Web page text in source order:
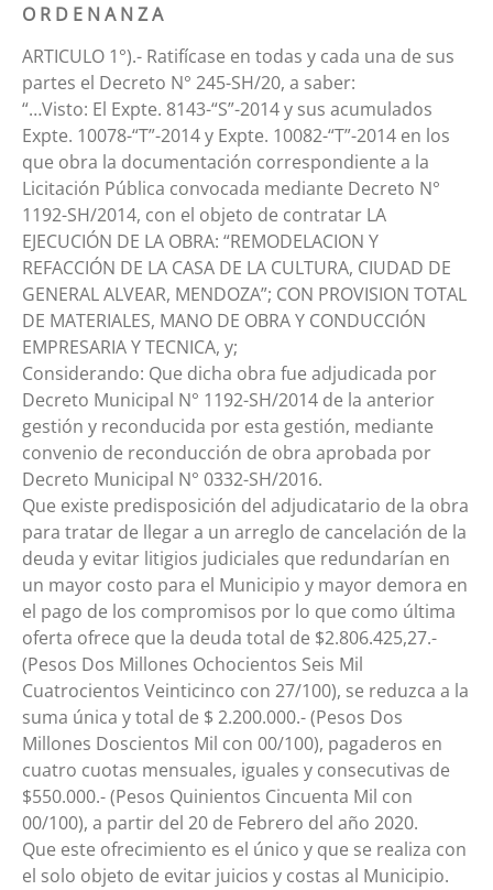
O R D E N A N Z A
ARTICULO 1°).- Ratifícase en todas y cada una de sus
partes el Decreto N° 245-SH/20, a saber:
“…Visto: El Expte. 8143-“S”-2014 y sus acumulados
Expte. 10078-“T”-2014 y Expte. 10082-“T”-2014 en los
que obra la documentación correspondiente a la
Licitación Pública convocada mediante Decreto N°
1192-SH/2014, con el objeto de contratar LA
EJECUCIÓN DE LA OBRA: “REMODELACION Y
REFACCIÓN DE LA CASA DE LA CULTURA, CIUDAD DE
GENERAL ALVEAR, MENDOZA”; CON PROVISION TOTAL
DE MATERIALES, MANO DE OBRA Y CONDUCCIÓN
EMPRESARIA Y TECNICA, y;
Considerando: Que dicha obra fue adjudicada por
Decreto Municipal N° 1192-SH/2014 de la anterior
gestión y reconducida por esta gestión, mediante
convenio de reconducción de obra aprobada por
Decreto Municipal N° 0332-SH/2016.
Que existe predisposición del adjudicatario de la obra
para tratar de llegar a un arreglo de cancelación de la
deuda y evitar litigios judiciales que redundarían en
un mayor costo para el Municipio y mayor demora en
el pago de los compromisos por lo que como última
oferta ofrece que la deuda total de $2.806.425,27.-
(Pesos Dos Millones Ochocientos Seis Mil
Cuatrocientos Veinticinco con 27/100), se reduzca a la
suma única y total de $ 2.200.000.- (Pesos Dos
Millones Doscientos Mil con 00/100), pagaderos en
cuatro cuotas mensuales, iguales y consecutivas de
$550.000.- (Pesos Quinientos Cincuenta Mil con
00/100), a partir del 20 de Febrero del año 2020.
Que este ofrecimiento es el único y que se realiza con
el solo objeto de evitar juicios y costas al Municipio.